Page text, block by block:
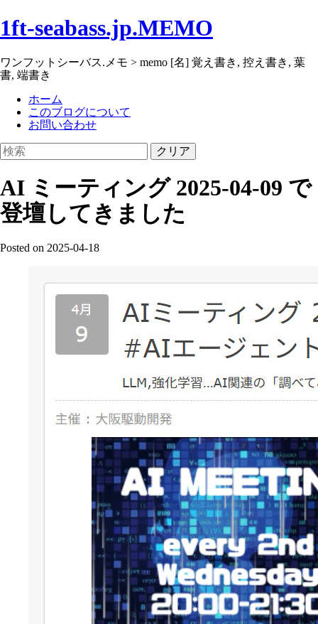
1ft-seabass.jp.MEMO
ワンフットシーバス.メモ > memo [名] 覚え書き, 控え書き, 葉
書, 端書き
ホーム
このブログについて
お問い合わせ
クリア
AI ミーティング 2025-04-09 で
登壇してきました
Posted on 2025-04-18